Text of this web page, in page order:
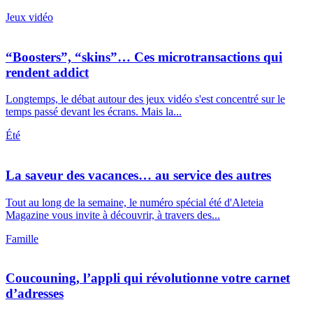
Jeux vidéo
“Boosters”, “skins”… Ces microtransactions qui
rendent addict
Longtemps, le débat autour des jeux vidéo s'est concentré sur le
temps passé devant les écrans. Mais la...
Été
La saveur des vacances… au service des autres
Tout au long de la semaine, le numéro spécial été d'Aleteia
Magazine vous invite à découvrir, à travers des...
Famille
Coucouning, l’appli qui révolutionne votre carnet
d’adresses